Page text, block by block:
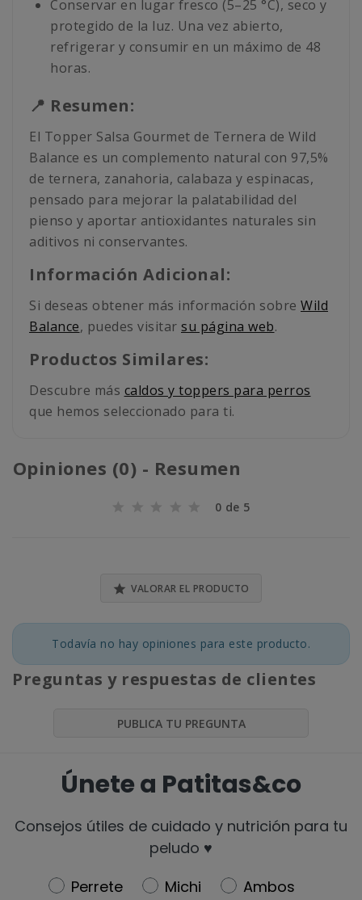
Conservar en lugar fresco (5–25 °C), seco y
protegido de la luz. Una vez abierto,
refrigerar y consumir en un máximo de 48
horas.
📍 Resumen:
El Topper Salsa Gourmet de Ternera de Wild
Balance es un complemento natural con 97,5%
de ternera, zanahoria, calabaza y espinacas,
pensado para mejorar la palatabilidad del
pienso y aportar antioxidantes naturales sin
aditivos ni conservantes.
Información Adicional:
Si deseas obtener más información sobre Wild
Balance, puedes visitar su página web.
Productos Similares:
Descubre más caldos y toppers para perros
que hemos seleccionado para ti.
Opiniones (0) - Resumen
0 de 5
 VALORAR EL PRODUCTO
Todavía no hay opiniones para este producto.
Preguntas y respuestas de clientes
PUBLICA TU PREGUNTA
Únete a Patitas&co
Consejos útiles de cuidado y nutrición para tu
peludo ♥️
Newsletter
Perrete Michi
Ambos